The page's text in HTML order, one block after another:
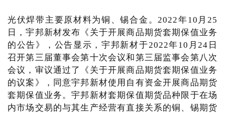
光伏焊带主要原材料为铜、锡合金。2022年10月25
日，宇邦新材发布《关于开展商品期货套期保值业务
的公告》，公告显示，宇邦新材于2022年10月24日
召开第三届董事会第十次会议和第三届监事会第八次
会议，审议通过了《关于开展商品期货套期保值业务
的议案》，同意宇邦新材使用自有资金开展商品期货
套期保值业务。宇邦新材套期保值期货品种限于在场
内市场交易的与其生产经营有直接关系的铜、锡期货